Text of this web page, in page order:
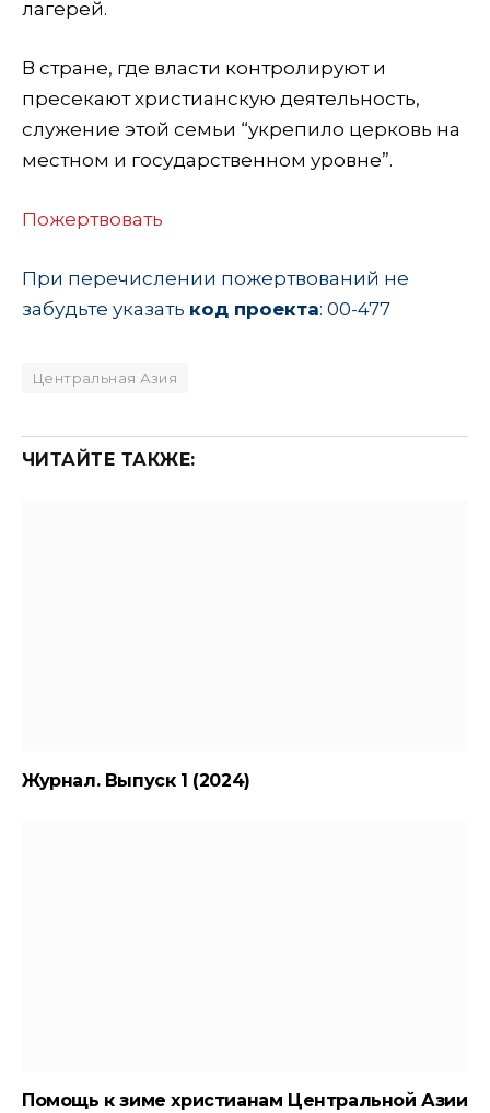
лагерей.
В стране, где власти контролируют и
пресекают христианскую деятельность,
служение этой семьи “укрепило церковь на
местном и государственном уровне”.
Пожертвовать
При перечислении пожертвований не
забудьте указать код проекта: 00-477
Центральная Азия
ЧИТАЙТЕ ТАКЖЕ:
Журнал. Выпуск 1 (2024)
Помощь к зиме христианам Центральной Азии